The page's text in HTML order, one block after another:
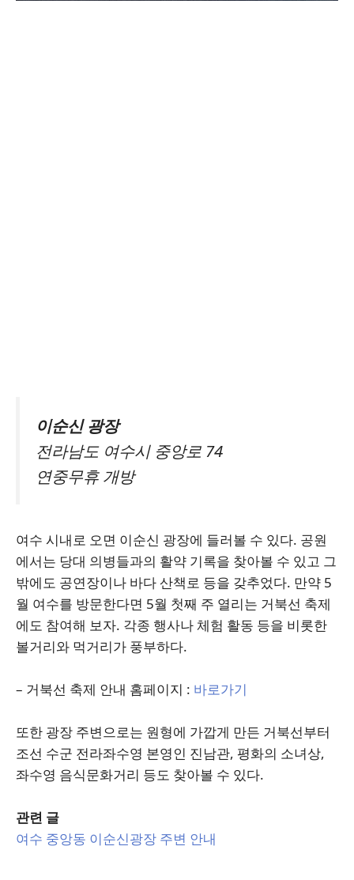
이순신 광장
전라남도 여수시 중앙로 74
연중무휴 개방
여수 시내로 오면 이순신 광장에 들러볼 수 있다. 공원
에서는 당대 의병들과의 활약 기록을 찾아볼 수 있고 그
밖에도 공연장이나 바다 산책로 등을 갖추었다. 만약 5
월 여수를 방문한다면 5월 첫째 주 열리는 거북선 축제
에도 참여해 보자. 각종 행사나 체험 활동 등을 비롯한
볼거리와 먹거리가 풍부하다.
– 거북선 축제 안내 홈페이지 : 바로가기
또한 광장 주변으로는 원형에 가깝게 만든 거북선부터
조선 수군 전라좌수영 본영인 진남관, 평화의 소녀상,
좌수영 음식문화거리 등도 찾아볼 수 있다.
관련 글
여수 중앙동 이순신광장 주변 안내